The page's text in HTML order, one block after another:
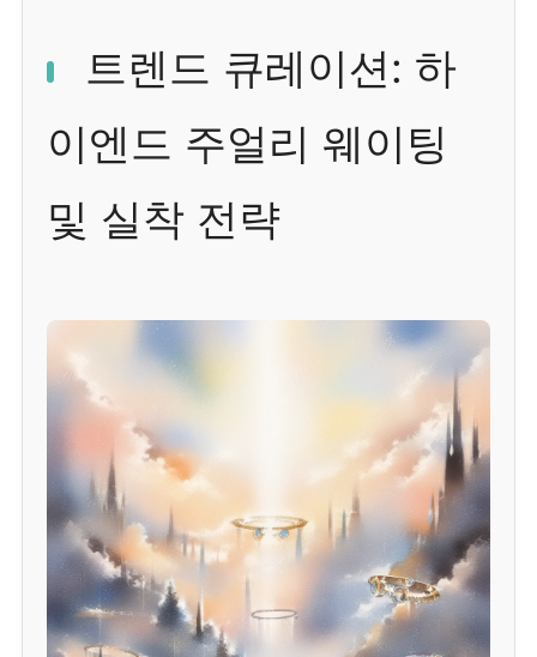
트렌드 큐레이션: 하
이엔드 주얼리 웨이팅
및 실착 전략